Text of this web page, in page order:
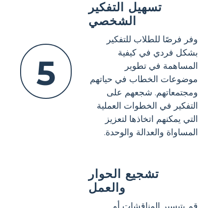
5
تسهيل التفكير
الشخصي
وفر فرصًا للطلاب للتفكير
بشكل فردي في كيفية
المساهمة في تطوير
موضوعات الخطاب في حياتهم
ومجتمعاتهم. شجعهم على
التفكير في الخطوات العملية
التي يمكنهم اتخاذها لتعزيز
المساواة والعدالة والوحدة.
تشجيع الحوار
والعمل